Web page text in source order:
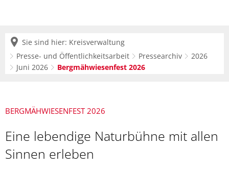
Sie sind hier: Kreisverwaltung
Presse- und Öffentlichkeitsarbeit
Pressearchiv
2026
Juni 2026
Bergmähwiesenfest 2026
BERGMÄHWIESENFEST 2026
Eine lebendige Naturbühne mit allen
Sinnen erleben